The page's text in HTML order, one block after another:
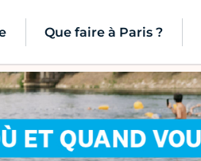
Que faire à Paris ?